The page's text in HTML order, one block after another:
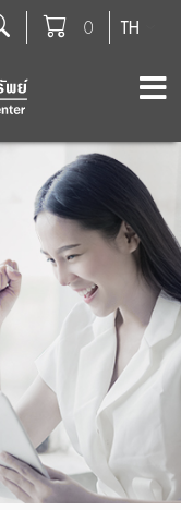
TH
0